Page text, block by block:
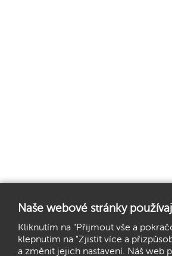
Naše webové stránky
Kliknutím na "Přijmout vše a
klepnutím na "Zjistit více a
a změnit jejich nastavení. Náš web